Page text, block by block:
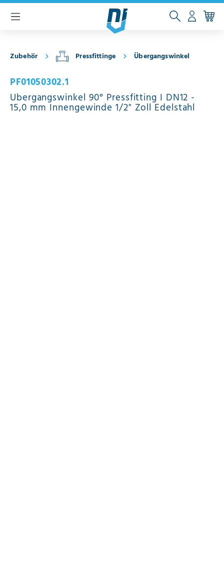
springen
Zubehör Pressfittinge Übergangswinkel
PF01050302.1
Übergangswinkel 90° Pressfitting I DN12 -
15,0 mm Innengewinde 1/2" Zoll Edelstahl